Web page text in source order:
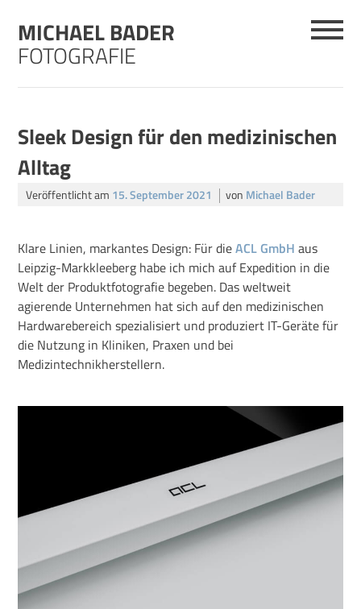
contentMICHAEL BADER
FOTOGRAFIE
Sleek Design für den medizinischen
Alltag
Veröffentlicht am 15. September 2021 von Michael Bader
Klare Linien, markantes Design: Für dieACL GmbH aus
Leipzig-Markkleeberg habe ich mich auf Expedition in die
Welt der Produktfotografie begeben. Das weltweit
agierende Unternehmen hat sich auf den medizinischen
Hardwarebereich spezialisiert und produziert IT-Geräte für
die Nutzung in Kliniken, Praxen und bei
Medizintechnikherstellern.